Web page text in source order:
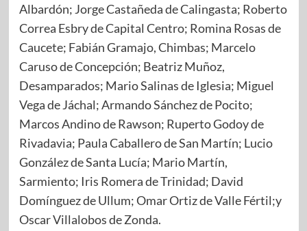
Albardón; Jorge Castañeda de Calingasta; Roberto
Correa Esbry de Capital Centro; Romina Rosas de
Caucete; Fabián Gramajo, Chimbas; Marcelo
Caruso de Concepción; Beatriz Muñoz,
Desamparados; Mario Salinas de Iglesia; Miguel
Vega de Jáchal; Armando Sánchez de Pocito;
Marcos Andino de Rawson; Ruperto Godoy de
Rivadavia; Paula Caballero de San Martín; Lucio
González de Santa Lucía; Mario Martín,
Sarmiento; Iris Romera de Trinidad; David
Domínguez de Ullum; Omar Ortiz de Valle Fértil;y
Oscar Villalobos de Zonda.